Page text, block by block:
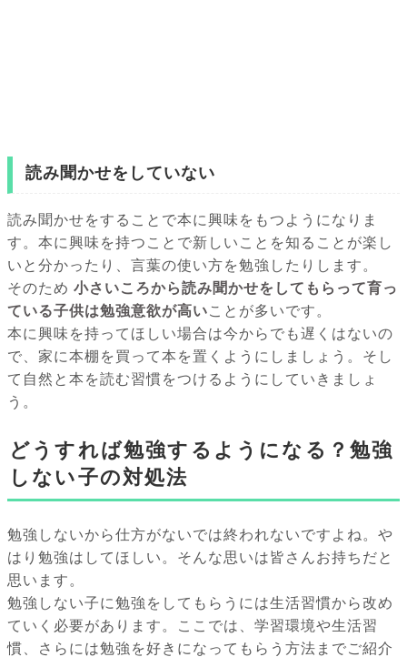
読み聞かせをしていない
読み聞かせをすることで本に興味をもつようになりま
す。本に興味を持つことで新しいことを知ることが楽し
いと分かったり、言葉の使い方を勉強したりします。
そのため 小さいころから読み聞かせをしてもらって育っ
ている子供は勉強意欲が高いことが多いです。
本に興味を持ってほしい場合は今からでも遅くはないの
で、家に本棚を買って本を置くようにしましょう。そし
て自然と本を読む習慣をつけるようにしていきましょ
う。
どうすれば勉強するようになる？勉強
しない子の対処法
勉強しないから仕方がないでは終われないですよね。や
はり勉強はしてほしい。そんな思いは皆さんお持ちだと
思います。
勉強しない子に勉強をしてもらうには生活習慣から改め
ていく必要があります。ここでは、学習環境や生活習
慣、さらには勉強を好きになってもらう方法までご紹介